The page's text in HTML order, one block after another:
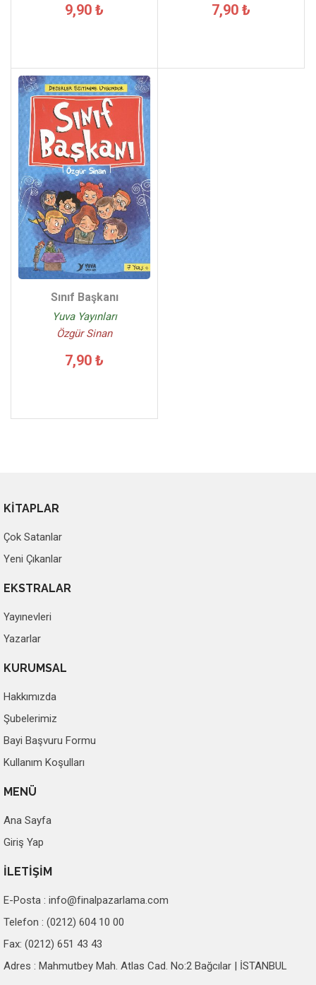
9,90 ₺ 7,90 ₺
Sınıf Başkanı
Yuva Yayınları
Özgür Sinan
7,90 ₺
KİTAPLAR
Çok Satanlar
Yeni Çıkanlar
EKSTRALAR
Yayınevleri
Yazarlar
KURUMSAL
Hakkımızda
Şubelerimiz
Bayi Başvuru Formu
Kullanım Koşulları
MENÜ
Ana Sayfa
Giriş Yap
İLETİŞİM
E-Posta : info@finalpazarlama.com
Telefon : (0212) 604 10 00
Fax: (0212) 651 43 43
Adres : Mahmutbey Mah. Atlas Cad. No:2 Bağcılar | İSTANBUL